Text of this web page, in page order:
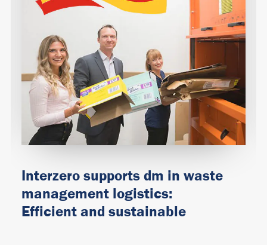
Interzero supports dm in waste
management logistics:
Efficient and sustainable